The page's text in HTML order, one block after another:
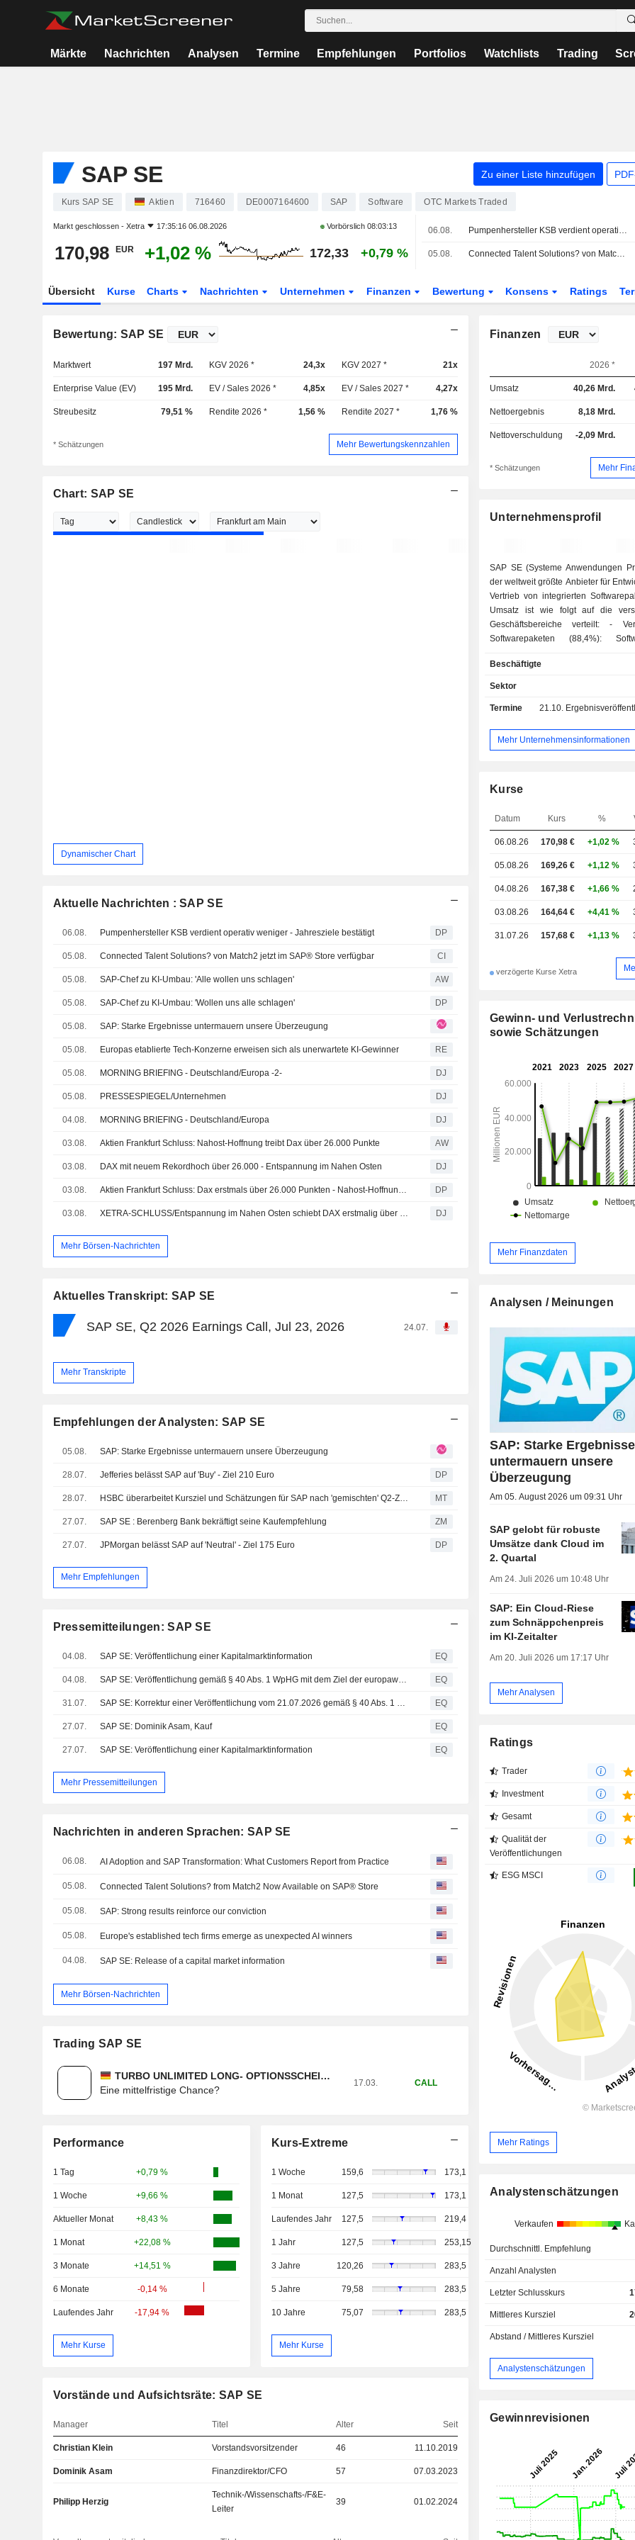
Märkte Nachrichten Analysen Termine Empfehlungen Portfolios Watchlists Trading
SAP SE Zu einer Liste hinzufügen
Kurs SAP SE Aktien 716460 DE0007164600 SAP Software OTC Markets Traded
Markt geschlossen - Xetra 17:35:16 06.08.2026 Vorbörslich08:03:13
170,98 EUR +1,02 % 172,33 +0,79 %
06.08. Pumpenhersteller KSB verdient operativ weniger - Jahresziele bestätigt
05.08. Connected Talent Solutions? von Match2 jetzt im SAP® Store verfügbar
Übersicht Kurse Charts Nachrichten Unternehmen Finanzen Bewertung Konsens Ratings
Bewertung: SAP SE
Marktwert 197 Mrd. KGV 2026 * 24,3x KGV 2027 * 21x
Enterprise Value (EV) 195 Mrd. EV / Sales 2026 * 4,85x EV / Sales 2027 * 4,27x
Streubesitz 79,51 % Rendite 2026 * 1,56 % Rendite 2027 * 1,76 %
* Schätzungen Mehr Bewertungskennzahlen
Chart: SAP SE
Dynamischer Chart
Aktuelle Nachrichten : SAP SE
06.08. Pumpenhersteller KSB verdient operativ weniger - Jahresziele bestätigt DP
05.08. Connected Talent Solutions? von Match2 jetzt im SAP® Store verfügbar CI
05.08. SAP-Chef zu KI-Umbau: 'Alle wollen uns schlagen' AW
05.08. SAP-Chef zu KI-Umbau: 'Wollen uns alle schlagen' DP
05.08. SAP: Starke Ergebnisse untermauern unsere Überzeugung
05.08. Europas etablierte Tech-Konzerne erweisen sich als unerwartete KI-Gewinner RE
05.08. MORNING BRIEFING - Deutschland/Europa -2- DJ
05.08. PRESSESPIEGEL/Unternehmen DJ
04.08. MORNING BRIEFING - Deutschland/Europa DJ
03.08. Aktien Frankfurt Schluss: Nahost-Hoffnung treibt Dax über 26.000 Punkte AW
03.08. DAX mit neuem Rekordhoch über 26.000 - Entspannung im Nahen Osten DJ
03.08. Aktien Frankfurt Schluss: Dax erstmals über 26.000 Punkten - Nahost-Hoffnungen DP
03.08. XETRA-SCHLUSS/Entspannung im Nahen Osten schiebt DAX erstmalig über 26.000 DJ
Mehr Börsen-Nachrichten
Aktuelles Transkript: SAP SE
SAP SE, Q2 2026 Earnings Call, Jul 23, 2026 24.07.
Mehr Transkripte
Empfehlungen der Analysten: SAP SE
05.08. SAP: Starke Ergebnisse untermauern unsere Überzeugung
28.07. Jefferies belässt SAP auf 'Buy' - Ziel 210 Euro DP
28.07. MT
27.07. SAP SE : Berenberg Bank bekräftigt seine Kaufempfehlung ZM
27.07. JPMorgan belässt SAP auf 'Neutral' - Ziel 175 Euro DP
Mehr Empfehlungen
Pressemitteilungen: SAP SE
04.08. SAP SE: Veröffentlichung einer Kapitalmarktinformation EQ
04.08. SAP SE: Veröffentlichung gemäß § 40 Abs. 1 WpHG mit dem Ziel der europaweiten Verbreitung EQ
31.07. SAP SE: Korrektur einer Veröffentlichung vom 21.07.2026 gemäß § 40 Abs. 1 WpHG mit dem Ziel der europaweiten Verbreitung EQ
27.07. SAP SE: Dominik Asam, Kauf EQ
27.07. SAP SE: Veröffentlichung einer Kapitalmarktinformation EQ
Mehr Pressemitteilungen
Nachrichten in anderen Sprachen: SAP SE
06.08. AI Adoption and SAP Transformation: What Customers Report from Practice
05.08. Connected Talent Solutions? from Match2 Now Available on SAP® Store
05.08. SAP: Strong results reinforce our conviction
05.08. Europe's established tech firms emerge as unexpected AI winners
04.08. SAP SE: Release of a capital market information
Mehr Börsen-Nachrichten
Trading SAP SE
TURBO UNLIMITED LONG- OPTIONSSCHEIN OHNE STOPP-LOSS-LEVEL - SAP SE
Eine mittelfristige Chance?
17.03. CALL
Performance
1 Tag +0,79 %
1 Woche +9,66 %
Aktueller Monat +8,43 %
1 Monat +22,08 %
3 Monate +14,51 %
6 Monate -0,14 %
Laufendes Jahr -17,94 %
Mehr Kurse
Kurs-Extreme
1 Woche 159,6 173,1
1 Monat 127,5 173,1
Laufendes Jahr 127,5 219,4
1 Jahr 127,5 253,15
3 Jahre 120,26 283,5
5 Jahre 79,58 283,5
10 Jahre 75,07 283,5
Mehr Kurse
Vorstände und Aufsichtsräte: SAP SE
Manager Titel Alter Seit
Christian Klein Vorstandsvorsitzender 46 11.10.2019
Dominik Asam Finanzdirektor/CFO 57 07.03.2023
Philipp Herzig
Technik-/Wissenschafts-/F&E-
Leiter
39 01.02.2024
Finanzen
2026 *
Umsatz 40,26 Mrd.
Nettoergebnis 8,18 Mrd.
Nettoverschuldung -2,09 Mrd.
* Schätzungen Mehr
Unternehmensprofil
SAP SE (Systeme Anwendungen
der weltweit größte Anbieter für
Vertrieb von integrierten
Umsatz ist wie folgt auf die
Geschäftsbereiche verteilt: - Verkauf von
Softwarepaketen (88,4%):
Verwaltung der
Nachschublieferungen, usw. Darüber
Dienstleistungen im Bereich
Beratung und Schulungen. Geographisch
gesehen verteilt sich der Umsatz
Nord- und Südamerika (8%), Japan
Beschäftigte
Sektor
Termine 21.10.
Mehr Unternehmensinformationen
Kurse
Datum Kurs %
06.08.26 170,98 € +1,02 %
05.08.26 169,26 € +1,12 %
04.08.26 167,38 € +1,66 %
03.08.26 164,64 € +4,41 %
31.07.26 157,68 € +1,13 %
verzögerte Kurse Xetra
Gewinn- und
sowie Schätzungen
Mehr Finanzdaten
Analysen / Meinungen
SAP: Starke Ergebnisse
untermauern unsere
Überzeugung
Am 05. August 2026 um 09:31 Uhr
SAP gelobt für robuste
Umsätze dank Cloud im
2. Quartal
Am 24. Juli 2026 um 10:48 Uhr
SAP: Ein Cloud-Riese
zum Schnäppchenpreis
im KI-Zeitalter
Am 20. Juli 2026 um 17:17 Uhr
Mehr Analysen
Ratings
Trader
Investment
Gesamt
Qualität der
Veröffentlichungen
ESG MSCI
Mehr Ratings
Analystenschätzungen
Verkaufen
Durchschnittl. Empfehlung
Anzahl Analysten
Letzter Schlusskurs
Mittleres Kursziel
Abstand / Mittleres Kursziel
Analystenschätzungen
Gewinnrevisionen